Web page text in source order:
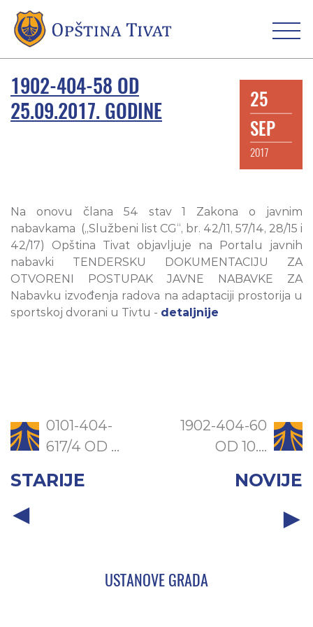
1902-404-58 OD
25.09.2017. GODINE
25
SEP
2017
Na onovu člana 54 stav 1 Zakona o javnim
nabavkama („Službeni list CG“, br. 42/11, 57/14, 28/15 i
42/17) Opština Tivat objavljuje na Portalu javnih
nabavki TENDERSKU DOKUMENTACIJU ZA
OTVORENI POSTUPAK JAVNE NABAVKE ZA
Nabavku izvođenja radova na adaptaciji prostorija u
sportskoj dvorani u Tivtu - detaljnije
0101-404-
617/4 OD ...
STARIJE
1902-404-60
OD 10....
NOVIJE
USTANOVE GRADA